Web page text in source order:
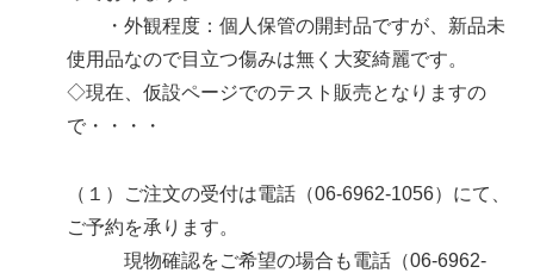
・外観程度：個人保管の開封品ですが、新品未
使用品なので目立つ傷みは無く大変綺麗です。
◇現在、仮設ページでのテスト販売となりますの
で・・・・
（１）ご注文の受付は電話（06-6962-1056）にて、
ご予約を承ります。
現物確認をご希望の場合も電話（06-6962-